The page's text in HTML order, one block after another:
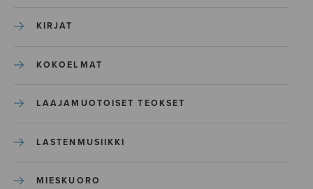
KIRJAT
KOKOELMAT
LAAJAMUOTOISET TEOKSET
LASTENMUSIIKKI
MIESKUORO